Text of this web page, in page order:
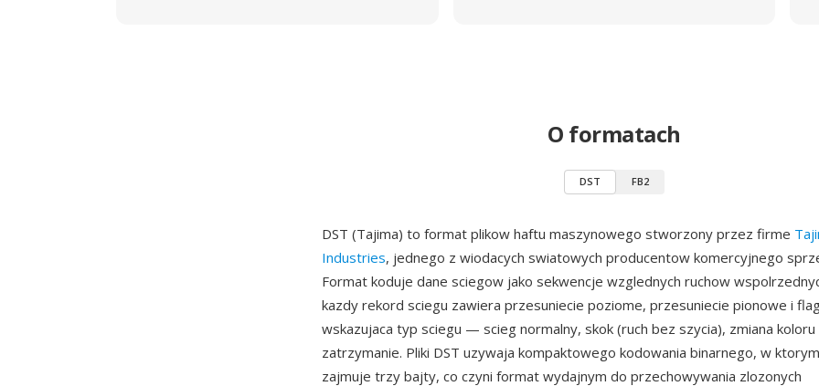
O formatach
DST FB2
DST (Tajima) to format plikow haftu maszynowego stworzony przez firme
Industries, jednego z wiodacych swiatowych producentow komercyjnego
Format koduje dane sciegow jako sekwencje wzglednych ruchow
kazdy rekord sciegu zawiera przesuniecie poziome, przesuniecie pionowe i
wskazujaca typ sciegu — scieg normalny, skok (ruch bez szycia), zmiana koloru
zatrzymanie. Pliki DST uzywaja kompaktowego kodowania binarnego, w
zajmuje trzy bajty, co czyni format wydajnym do przechowywania zlozonych